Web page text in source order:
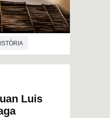
ECONOMIA
Luis